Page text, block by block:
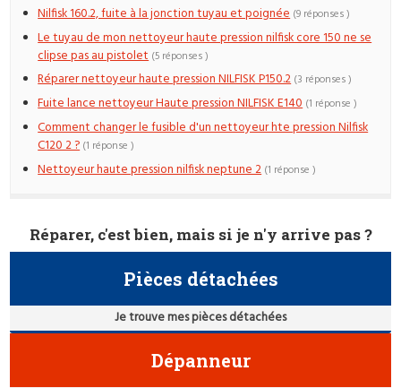
Nilfisk 160.2, fuite à la jonction tuyau et poignée (9 réponses )
Le tuyau de mon nettoyeur haute pression nilfisk core 150 ne se
clipse pas au pistolet (5 réponses )
Réparer nettoyeur haute pression NILFISK P150.2 (3 réponses )
Fuite lance nettoyeur Haute pression NILFISK E140 (1 réponse )
Comment changer le fusible d'un nettoyeur hte pression Nilfisk
C120 2 ? (1 réponse )
Nettoyeur haute pression nilfisk neptune 2 (1 réponse )
Réparer, c'est bien, mais si je n'y arrive pas ?
Pièces détachées
Je trouve mes pièces détachées
Dépanneur